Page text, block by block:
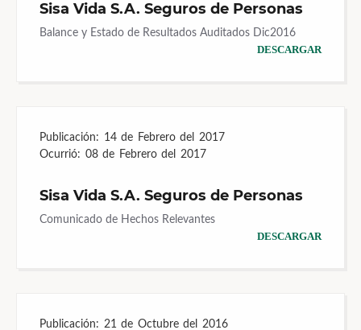
Sisa Vida S.A. Seguros de Personas
Balance y Estado de Resultados Auditados Dic2016
DESCARGAR
Publicación: 14 de Febrero del 2017
Ocurrió: 08 de Febrero del 2017
Sisa Vida S.A. Seguros de Personas
Comunicado de Hechos Relevantes
DESCARGAR
Publicación: 21 de Octubre del 2016